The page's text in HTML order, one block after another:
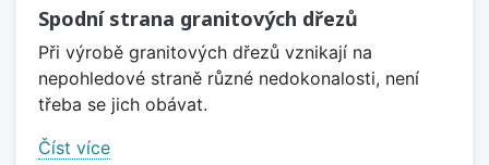
Spodní strana granitových dřezů
Při výrobě granitových dřezů vznikají na
nepohledové straně různé nedokonalosti, není
třeba se jich obávat.
Číst více